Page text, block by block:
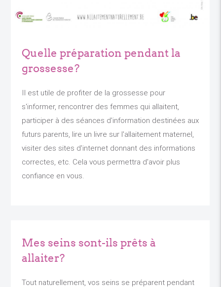
Quelle préparation pendant la
grossesse?
Il est utile de profiter de la grossesse pour
s'informer, rencontrer des femmes qui allaitent,
participer à des séances d'information destinées aux
futurs parents, lire un livre sur l'allaitement maternel,
visiter des sites d'internet donnant des informations
correctes, etc. Cela vous permettra d'avoir plus
confiance en vous.
Mes seins sont-ils prêts à
allaiter?
Tout naturellement, vos seins se préparent pendant